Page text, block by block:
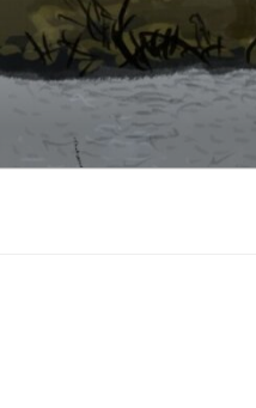
naar
de